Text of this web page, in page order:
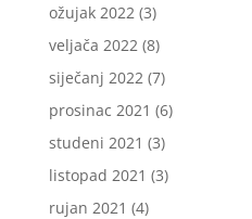
ožujak 2022(3)
veljača 2022(8)
siječanj 2022(7)
prosinac 2021 (6)
studeni 2021 (3)
listopad 2021 (3)
rujan 2021 (4)